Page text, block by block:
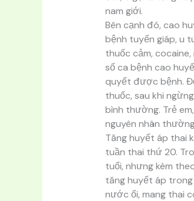
nam giới.
Bên cạnh đó, cao
bệnh tuyến giáp, u
thuốc cảm,
số ca bệnh cao
quyết được bệnh.
thuốc, sau khi
bình thường. Trẻ
nguyên nhân
Tăng huyết áp thai
tuần thai thứ 20.
tuổi, nhưng kèm
tăng huyết áp
nước ối, mang thai